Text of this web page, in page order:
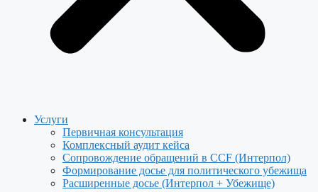
Услуги
Первичная консультация
Комплексный аудит кейса
Сопровождение обращений в CCF (Интерпол)
Формирование досье для политического убежища
Расширенные досье (Интерпол + Убежище)